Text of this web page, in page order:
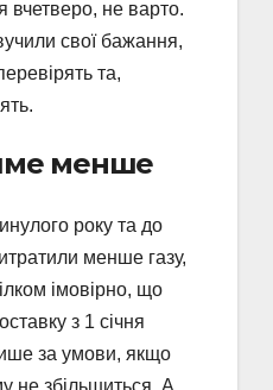
вчетверо, не варто.
свої бажання,
та,
менше
року та до
менше газу,
імовірно, що
з 1 січня
за умови, якщо
не збільшиться. А